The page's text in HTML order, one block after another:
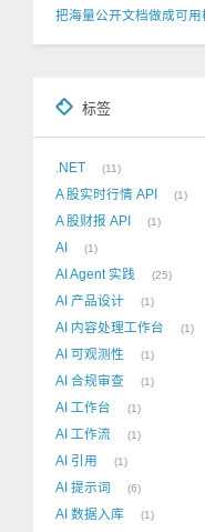
把海量公开文档做成可
标签
.NET 11
A 股实时行情 API 1
A 股财报 API 1
AI 1
AI Agent 实践 25
AI 产品设计 1
AI 内容处理工作台 1
AI 可观测性 1
AI 合规审查 1
AI 工作台 1
AI 工作流 1
AI 引用 1
AI 提示词 6
AI 数据入库 1